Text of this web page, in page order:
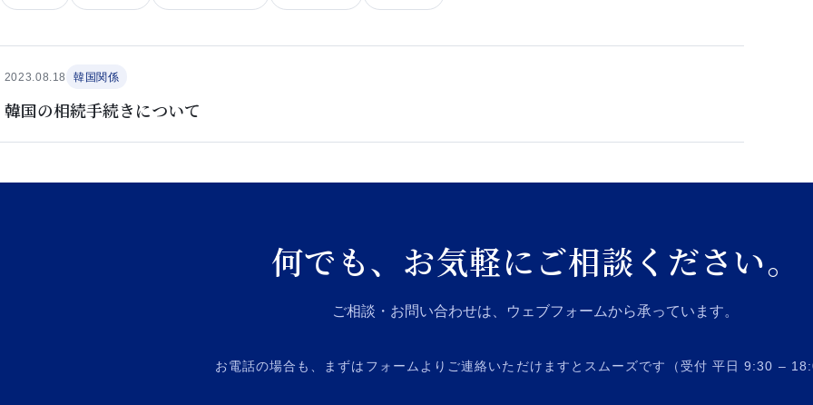
2023.08.18 韓国関係
韓国の相続手続きについて
何でも、お気軽にご相談ください。
ご相談・お問い合わせは、ウェブフォームから承っています。
お電話の場合も、まずはフォームよりご連絡いただけますとスムーズです（受付 平日 9:30 –